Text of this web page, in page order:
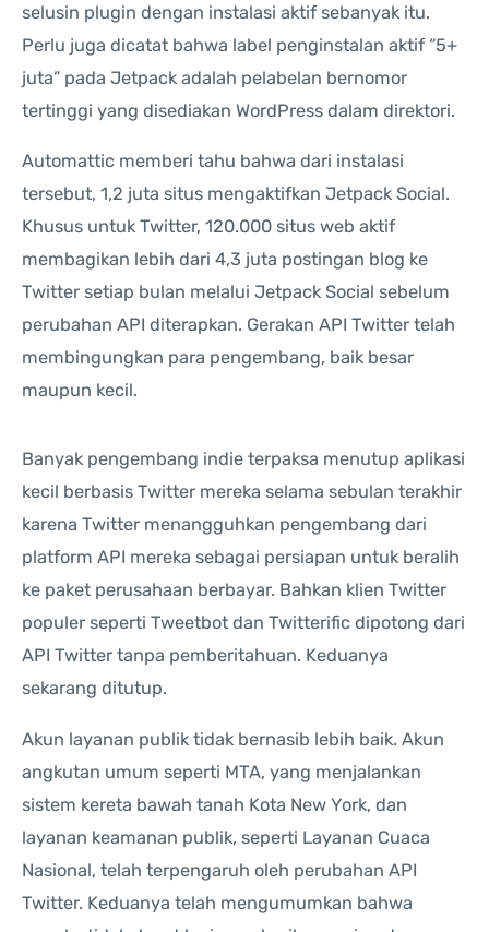
selusin plugin dengan instalasi aktif sebanyak itu.
Perlu juga dicatat bahwa label penginstalan aktif “5+
juta” pada Jetpack adalah pelabelan bernomor
tertinggi yang disediakan WordPress dalam direktori.
Automattic memberi tahu bahwa dari instalasi
tersebut, 1,2 juta situs mengaktifkan Jetpack Social.
Khusus untuk Twitter, 120.000 situs web aktif
membagikan lebih dari 4,3 juta postingan blog ke
Twitter setiap bulan melalui Jetpack Social sebelum
perubahan API diterapkan. Gerakan API Twitter telah
membingungkan para pengembang, baik besar
maupun kecil.
Banyak pengembang indie terpaksa menutup aplikasi
kecil berbasis Twitter mereka selama sebulan terakhir
karena Twitter menangguhkan pengembang dari
platform API mereka sebagai persiapan untuk beralih
ke paket perusahaan berbayar. Bahkan klien Twitter
populer seperti Tweetbot dan Twitterific dipotong dari
API Twitter tanpa pemberitahuan. Keduanya
sekarang ditutup.
Akun layanan publik tidak bernasib lebih baik. Akun
angkutan umum seperti MTA, yang menjalankan
sistem kereta bawah tanah Kota New York, dan
layanan keamanan publik, seperti Layanan Cuaca
Nasional, telah terpengaruh oleh perubahan API
Twitter. Keduanya telah mengumumkan bahwa